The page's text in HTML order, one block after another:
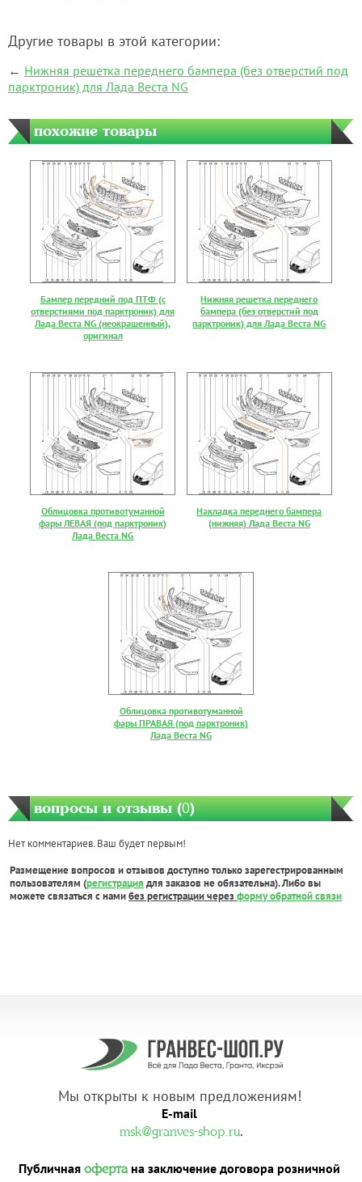
Другие товары в этой категории:
← Нижняя решетка переднего бампера (без отверстий под
парктроник) для Лада Веста NG
похожие товары
Бампер передний под ПТФ (с
отверстиями под парктроник) для
Лада Веста NG (неокрашенный),
оригинал
Нижняя решетка переднего
бампера (без отверстий под
парктроник) для Лада Веста NG
Облицовка противотуманной
фары ЛЕВАЯ (под парктроник)
Лада Веста NG
Накладка переднего бампера
(нижняя) Лада Веста NG
Облицовка противотуманной
фары ПРАВАЯ (под парктроник)
Лада Веста NG
вопросы и отзывы (0)
Нет комментариев. Ваш будет первым!
Размещение вопросов и отзывов доступно только зарегестрированным
пользователям (регистрация для заказов не обязательна). Либо вы
можете связаться с намибез регистрации через форму обратной связи
Мы открыты к новым предложениям!
E-mail
msk@granves-shop.ru.
Публичная офертана заключение договора розничной